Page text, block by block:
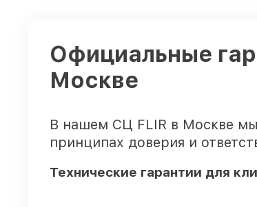
Официальные
Москве
В нашем СЦ FLIR в Москве мы
принципах доверия и
Технические гарантии для